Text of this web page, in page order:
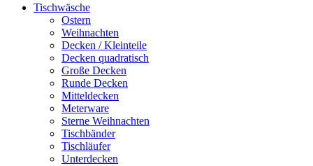
Tischwäsche
Ostern
Weihnachten
Decken / Kleinteile
Decken quadratisch
Große Decken
Runde Decken
Mitteldecken
Meterware
Sterne Weihnachten
Tischbänder
Tischläufer
Unterdecken